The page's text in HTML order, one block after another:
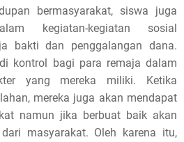
bermasyarakat, siswa juga
kegiatan-kegiatan sosial
bakti dan penggalangan dana.
kontrol bagi para remaja dalam
yang mereka miliki. Ketika
mereka juga akan mendapat
namun jika berbuat baik akan
masyarakat. Oleh karena itu,